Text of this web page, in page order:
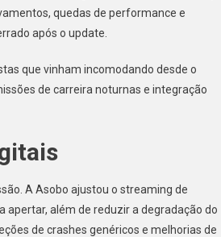
quedas de performance e
após o update.
que vinham incomodando desde o
de carreira noturnas e integração
A Asobo ajustou o streaming de
além de reduzir a degradação do
de crashes genéricos e melhorias de